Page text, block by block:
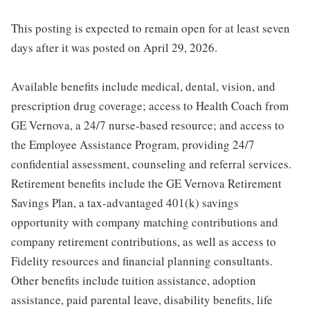
This posting is expected to remain open for at least seven
days after it was posted on April 29, 2026.
Available benefits include medical, dental, vision, and
prescription drug coverage; access to Health Coach from
GE Vernova, a 24/7 nurse-based resource; and access to
the Employee Assistance Program, providing 24/7
confidential assessment, counseling and referral services.
Retirement benefits include the GE Vernova Retirement
Savings Plan, a tax-advantaged 401(k) savings
opportunity with company matching contributions and
company retirement contributions, as well as access to
Fidelity resources and financial planning consultants.
Other benefits include tuition assistance, adoption
assistance, paid parental leave, disability benefits, life